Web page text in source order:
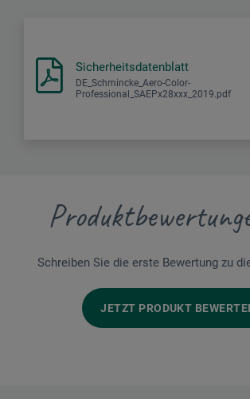
Sicherheitsdatenblatt
DE_Schmincke_Aero-Color-
Professional_SAEPx28xxx_2019.pdf
Schreiben Sie die erste Bewertung zu
JETZT PRODUKT